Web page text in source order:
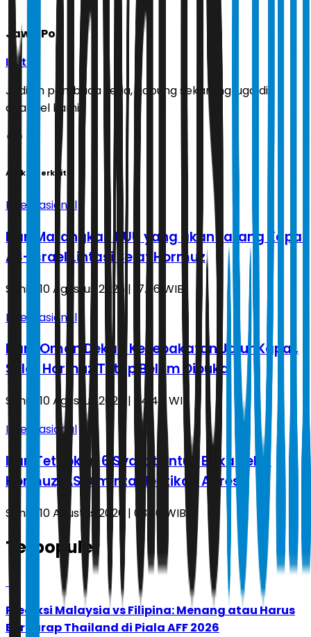
Jawa Pos
Ikuti
Jadilah pembaca setia, gabung sekarang juga di
channel kami!
Artikel Terkait
Internasional
Iran Matangkan RUU yang akan Larang Kapal
AS-Israel Lintasi Selat Hormuz
Senin, 10 Agustus 2026 | 17.06 WIB
Internasional
Iran-Oman Dekati Kesepakatan Jalur Kapal,
Selat Hormuz Tetap Belum Dibuka
Senin, 10 Agustus 2026 | 04.44 WIB
Internasional
Iran Tetapkan 6 Syarat untuk Buka Selat
Hormuz, AS Diminta Hentikan Agresi
Senin, 10 Agustus 2026 | 03.36 WIB
Terpopuler
1
Prediksi Malaysia vs Filipina: Menang atau Harus
Berharap Thailand di Piala AFF 2026